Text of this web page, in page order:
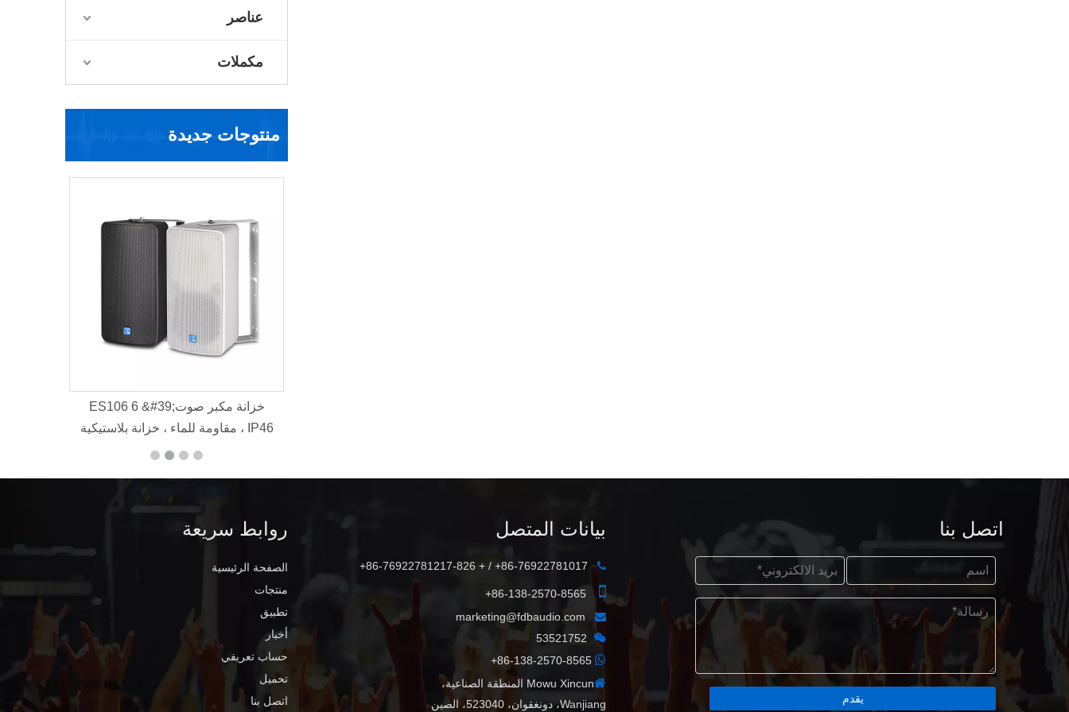
عناصر
مكملات
منتوجات جديدة
مقاومة للماء ، خزانة بلاستيكية ، IP46
روابط سريعة
الصفحة الرئيسية
منتجات
تطبيق
أخبار
حساب تعريفي
تحميل
اتصل بنا
بيانات المتصل



marketing@fdbaudio.com

53521752

Mowu Xincun المنطقة الصناعية،
Wanjiang، دونغقوان، 523040، الصين
اتصل بنا
يقدم